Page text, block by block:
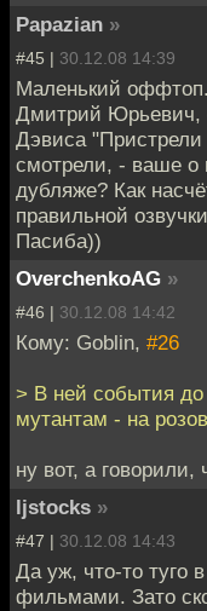
Papazian »
#45 | 30.12.08 14:39
Маленький оффтоп.
Дмитрий Юрьевич,
Дэвиса
смотрели, - ваше о
дубляже? Как
правильной
Пасиба))
OverchenkoAG »
#46 | 30.12.08 14:42
Кому: Goblin, #26
> В ней события до
мутантам - на
ну вот, а
ljstocks »
#47 | 30.12.08 14:43
Да уж, что-то туго
фильмами. Зато